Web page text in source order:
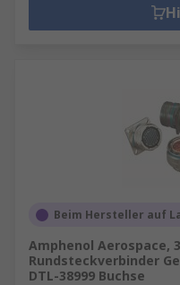
Beim Hersteller auf
Amphenol Aerospace,
Rundsteckverbinder
DTL-38999 Buchse